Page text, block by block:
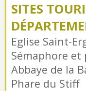
SITES
Eglise Saint-
Sémaphore et
Abbaye de la
Phare du Stiff